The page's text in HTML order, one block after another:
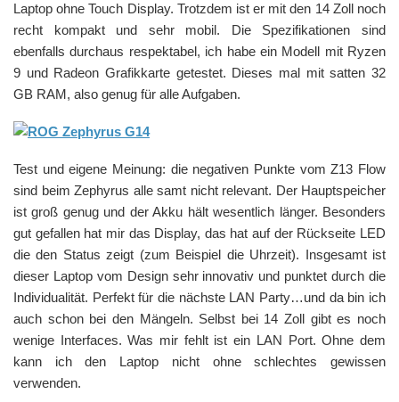
Laptop ohne Touch Display. Trotzdem ist er mit den 14 Zoll noch
recht kompakt und sehr mobil. Die Spezifikationen sind
ebenfalls durchaus respektabel, ich habe ein Modell mit Ryzen
9 und Radeon Grafikkarte getestet. Dieses mal mit satten 32
GB RAM, also genug für alle Aufgaben.
Test und eigene Meinung: die negativen Punkte vom Z13 Flow
sind beim Zephyrus alle samt nicht relevant. Der Hauptspeicher
ist groß genug und der Akku hält wesentlich länger. Besonders
gut gefallen hat mir das Display, das hat auf der Rückseite LED
die den Status zeigt (zum Beispiel die Uhrzeit). Insgesamt ist
dieser Laptop vom Design sehr innovativ und punktet durch die
Individualität. Perfekt für die nächste LAN Party…und da bin ich
auch schon bei den Mängeln. Selbst bei 14 Zoll gibt es noch
wenige Interfaces. Was mir fehlt ist ein LAN Port. Ohne dem
kann ich den Laptop nicht ohne schlechtes gewissen
verwenden.